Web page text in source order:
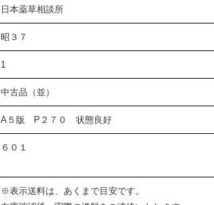
日本薬草相談所
昭３７
1
中古品（並）
A５版 P２７０ 状態良好
６０１
※表示送料は、あくまで目安です。